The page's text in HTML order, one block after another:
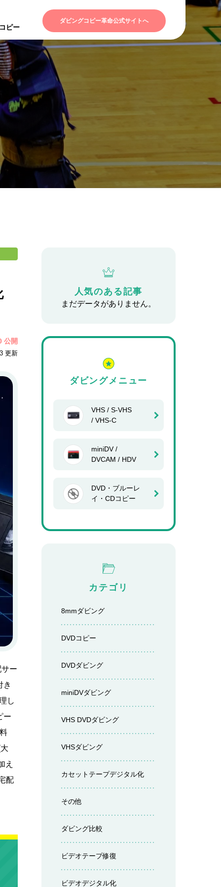
ダビングコピー革命公式サイトへ
ピー
公開
更新
ー
き
し
ー
え
配
人気のある記事
まだデータがありません。
ダビングメニュー
VHS / S-VHS
/ VHS-C
miniDV /
DVCAM / HDV
DVD・ブルーレ
イ・CDコピー
カテゴリ
8mmダビング
DVDコピー
DVDダビング
miniDVダビング
VHS DVDダビング
VHSダビング
カセットテープデジタル化
その他
ダビング比較
ビデオテープ修復
ビデオデジタル化